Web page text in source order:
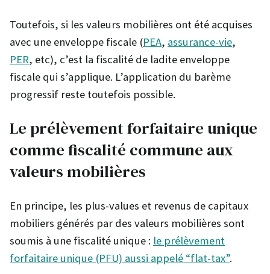
Toutefois, si les valeurs mobilières ont été acquises
avec une enveloppe fiscale (PEA, assurance-vie,
PER, etc), c’est la fiscalité de ladite enveloppe
fiscale qui s’applique. L’application du barème
progressif reste toutefois possible.
Le prélèvement forfaitaire unique
comme fiscalité commune aux
valeurs mobilières
En principe, les plus-values et revenus de capitaux
mobiliers générés par des valeurs mobilières sont
soumis à une fiscalité unique : le prélèvement
forfaitaire unique (PFU) aussi appelé “flat-tax”.